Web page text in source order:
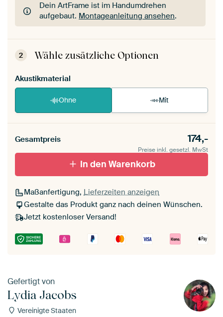
Dein ArtFrame ist im Handumdrehen
aufgebaut. Montageanleitung ansehen.
Dein ArtFrame ist im Handumdrehen
aufgebaut.Montageanleitung ansehen
2 Wähle zusätzliche Optionen
Akustikmaterial
Ohne Mit
Gesamtpreis 174,-
Preise inkl. gesetzl. MwSt
In den Warenkorb
Maßanfertigung, Lieferzeiten anzeigen
Gestalte das Produkt ganz nach deinen Wünschen.
Jetzt kostenloser Versand!
Gefertigt von
Lydia Jacobs
Vereinigte Staaten